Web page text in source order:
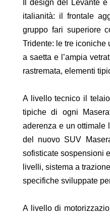
Il design del Levante
italianità: il frontale
gruppo fari superiore
Tridente: le tre iconiche
a saetta e l’ampia
rastremata, elementi
A livello tecnico il
tipiche di ogni
aderenza e un ottimale
del nuovo SUV
sofisticate sospensioni
livelli, sistema a
specifiche sviluppate
A livello di